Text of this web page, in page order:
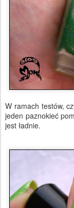
W ramach testów,
jeden paznokieć
jest ładnie.